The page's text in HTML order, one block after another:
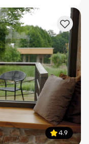
4.9